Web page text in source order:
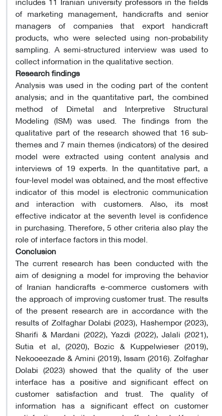
of marketing management, handicrafts and senior
managers of companies that export handicraft
products, who were selected using non-probability
sampling. A semi-structured interview was used to
collect information in the qualitative section.
Research findings
Analysis was used in the coding part of the content
analysis; and in the quantitative part, the combined
method of Dimetal and Interpretive Structural
Modeling (ISM) was used. The findings from the
qualitative part of the research showed that 16 sub-
themes and 7 main themes (indicators) of the desired
model were extracted using content analysis and
interviews of 19 experts. In the quantitative part, a
four-level model was obtained, and the most effective
indicator of this model is electronic communication
and interaction with customers. Also, its most
effective indicator at the seventh level is confidence
in purchasing. Therefore, 5 other criteria also play the
role of interface factors in this model.
Conclusion
The current research has been conducted with the
aim of designing a model for improving the behavior
of Iranian handicrafts e-commerce customers with
the approach of improving customer trust. The results
of the present research are in accordance with the
results of Zolfaghar Dolabi (2023), Hashempor (2023),
Sharifi & Mardani (2022), Yazdi (2022), Jalali (2021),
Sutia et al, (2020), Bozic & Kuppelwieser (2019),
Nekooeezade & Amini (2019), Issam (2016). Zolfaghar
Dolabi (2023) showed that the quality of the user
interface has a positive and significant effect on
customer satisfaction and trust. The quality of
information has a significant effect on customer